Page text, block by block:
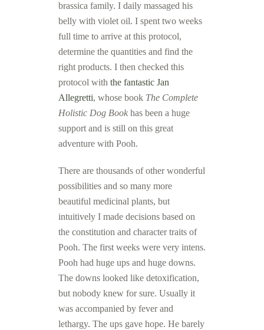
brassica family. I daily massaged his
belly with violet oil. I spent two weeks
full time to arrive at this protocol,
determine the quantities and find the
right products. I then checked this
protocol with the fantastic Jan
Allegretti, whose book The Complete
Holistic Dog Book has been a huge
support and is still on this great
adventure with Pooh.
There are thousands of other wonderful
possibilities and so many more
beautiful medicinal plants, but
intuitively I made decisions based on
the constitution and character traits of
Pooh. The first weeks were very intens.
Pooh had huge ups and huge downs.
The downs looked like detoxification,
but nobody knew for sure. Usually it
was accompanied by fever and
lethargy. The ups gave hope. He barely